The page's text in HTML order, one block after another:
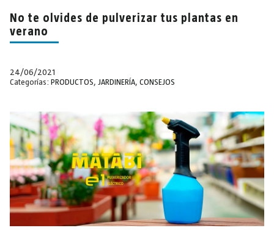
No te olvides de pulverizar tus plantas en
verano
24/06/2021
Categorías: PRODUCTOS, JARDINERÍA, CONSEJOS